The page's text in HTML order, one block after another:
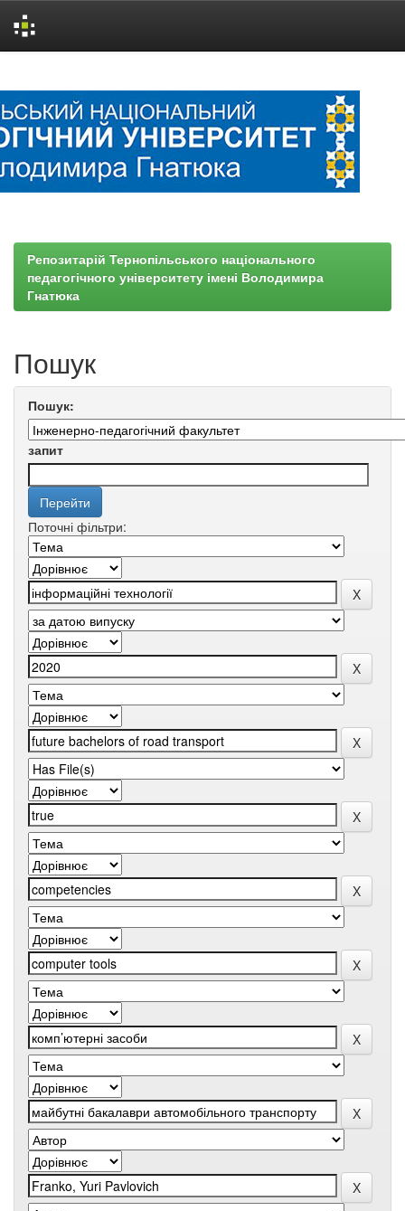
Репозитарій Тернопільського національного
педагогічного університету імені Володимира
Гнатюка
Пошук
Пошук:
запит
Поточні фільтри: